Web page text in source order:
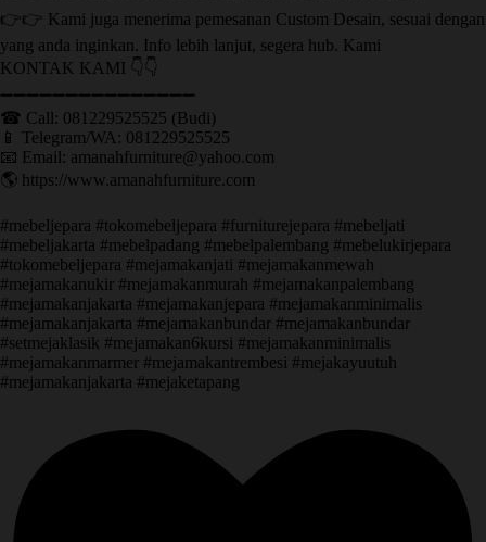
👉👉 Kami juga menerima pemesanan Custom Desain, sesuai dengan
yang anda inginkan. Info lebih lanjut, segera hub. Kami
KONTAK KAMI 👇👇
➖➖➖➖➖➖➖➖➖➖➖➖➖➖➖ ㅤ
☎ Call: 081229525525 (Budi)
📱 Telegram/WA: 081229525525
📧 Email: amanahfurniture@yahoo.com
🌎 https://www.amanahfurniture.com
#mebeljepara #tokomebeljepara #furniturejepara #mebeljati
#mebeljakarta #mebelpadang #mebelpalembang #mebelukirjepara
#tokomebeljepara #mejamakanjati #mejamakanmewah
#mejamakanukir #mejamakanmurah #mejamakanpalembang
#mejamakanjakarta #mejamakanjepara #mejamakanminimalis
#mejamakanjakarta #mejamakanbundar #mejamakanbundar
#setmejaklasik #mejamakan6kursi #mejamakanminimalis
#mejamakanmarmer #mejamakantrembesi #mejakayuutuh
#mejamakanjakarta #mejaketapang